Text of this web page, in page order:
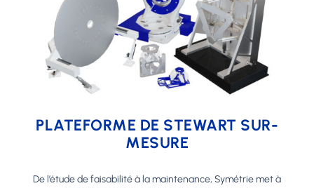
PLATEFORME DE STEWART SUR-
MESURE
De l’étude de faisabilité à la maintenance, Symétrie met à